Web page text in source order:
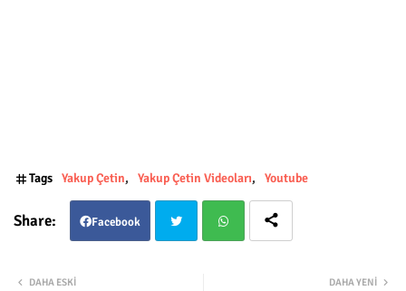
Tags Yakup Çetin Yakup Çetin Videoları Youtube
Facebook
DAHA YENI
DAHA ESKI